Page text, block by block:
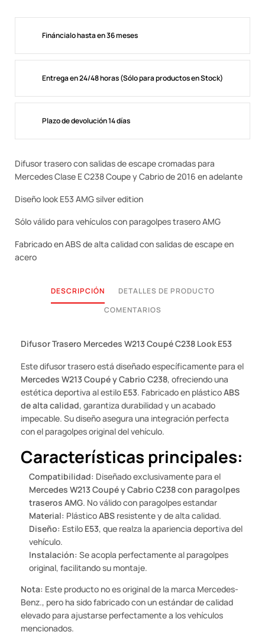
Fináncialo hasta en 36 meses
Entrega en 24/48 horas (Sólo para productos en Stock)
Plazo de devolución 14 días
Difusor trasero con salidas de escape cromadas para
Mercedes Clase E C238 Coupe y Cabrio de 2016 en adelante
Diseño look E53 AMG silver edition
Sólo válido para vehículos con paragolpes trasero AMG
Fabricado en ABS de alta calidad con salidas de escape en
acero
DESCRIPCIÓN
DETALLES DE PRODUCTO
COMENTARIOS
Difusor Trasero Mercedes W213 Coupé C238 Look E53
Este difusor trasero está diseñado específicamente para el
Mercedes W213 Coupé y Cabrio C238, ofreciendo una
estética deportiva al estilo E53. Fabricado en plásticoABS
de alta calidad, garantiza durabilidad y un acabado
impecable. Su diseño asegura una integración perfecta
con el paragolpes original del vehículo.
Características principales:
Compatibilidad: Diseñado exclusivamente para el
Mercedes W213 Coupé y Cabrio C238 con paragolpes
traseros AMG. No válido con paragolpes estandar
Material: PlásticoABS resistente y de alta calidad.
Diseño: Estilo E53, que realza la apariencia deportiva del
vehículo.
Instalación: Se acopla perfectamente al paragolpes
original, facilitando su montaje.
Nota: Este producto no es original de la marca Mercedes-
Benz., pero ha sido fabricado con un estándar de calidad
elevado para ajustarse perfectamente a los vehículos
mencionados.